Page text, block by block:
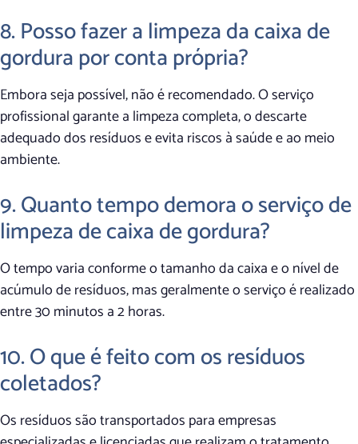
8. Posso fazer a limpeza da caixa de
gordura por conta própria?
Embora seja possível, não é recomendado. O serviço
profissional garante a limpeza completa, o descarte
adequado dos resíduos e evita riscos à saúde e ao meio
ambiente.
9. Quanto tempo demora o serviço de
limpeza de caixa de gordura?
O tempo varia conforme o tamanho da caixa e o nível de
acúmulo de resíduos, mas geralmente o serviço é realizado
entre 30 minutos a 2 horas.
10. O que é feito com os resíduos
coletados?
Os resíduos são transportados para empresas